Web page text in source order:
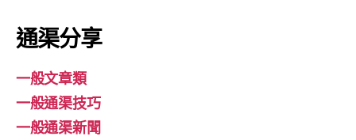
通渠分享
一般文章類
一般通渠技巧
一般通渠新聞